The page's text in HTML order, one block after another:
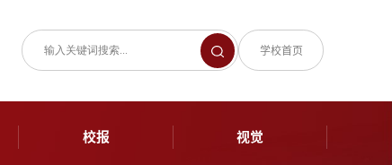
学校首页
校报 视觉